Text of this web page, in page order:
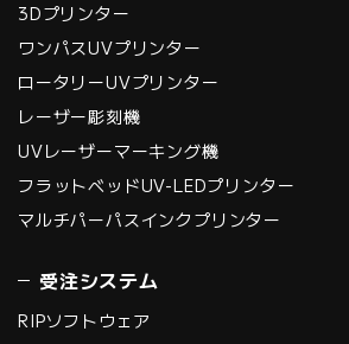
3Dプリンター
ワンパスUVプリンター
ロータリーUVプリンター
レーザー彫刻機
UVレーザーマーキング機
フラットベッドUV-LEDプリンター
マルチパーパスインクプリンター
受注システム
RIPソフトウェア